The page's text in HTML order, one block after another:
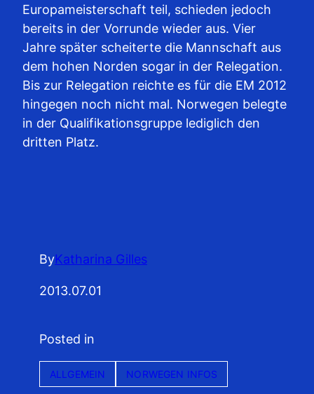
Europameisterschaft teil, schieden jedoch
bereits in der Vorrunde wieder aus. Vier
Jahre später scheiterte die Mannschaft aus
dem hohen Norden sogar in der Relegation.
Bis zur Relegation reichte es für die EM 2012
hingegen noch nicht mal. Norwegen belegte
in der Qualifikationsgruppe lediglich den
dritten Platz.
ByKatharina Gilles
2013.07.01
Posted in
ALLGEMEIN NORWEGEN INFOS